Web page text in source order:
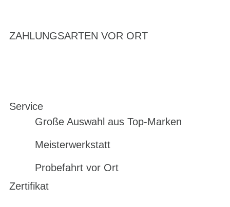
ZAHLUNGSARTEN VOR ORT
Service
Große Auswahl aus Top-Marken
Meisterwerkstatt
Probefahrt vor Ort
Zertifikat